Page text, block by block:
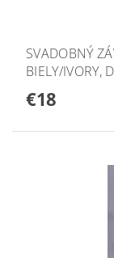
SVADOBNÝ
BIELY/IVORY,
€18